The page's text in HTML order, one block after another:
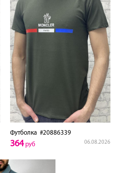
Футболка #20886339
06.08.2026
364руб